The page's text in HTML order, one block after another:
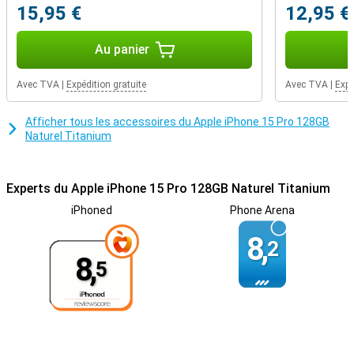
15,95 €
Au panier
Avec TVA Expédition gratuite
12,95 €
Avec TVA
Afficher tous les accessoires du Apple iPhone 15 Pro 128GB
Naturel Titanium
Experts du Apple iPhone 15 Pro 128GB Naturel Titanium
iPhoned
8,5
Phone Arena
8,2